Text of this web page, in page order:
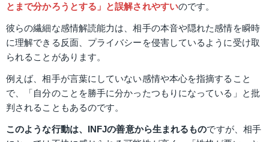
とまで分かろうとする」と誤解されやすいのです。
彼らの繊細な感情解読能力は、相手の本音や隠れた感情を瞬時
に理解できる反面、プライバシーを侵害しているように受け取
られることがあります。
例えば、相手が言葉にしていない感情や本心を指摘すること
で、「自分のことを勝手に分かったつもりになっている」と批
判されることもあるのです。
このような行動は、INFJの善意から生まれるものですが、相手